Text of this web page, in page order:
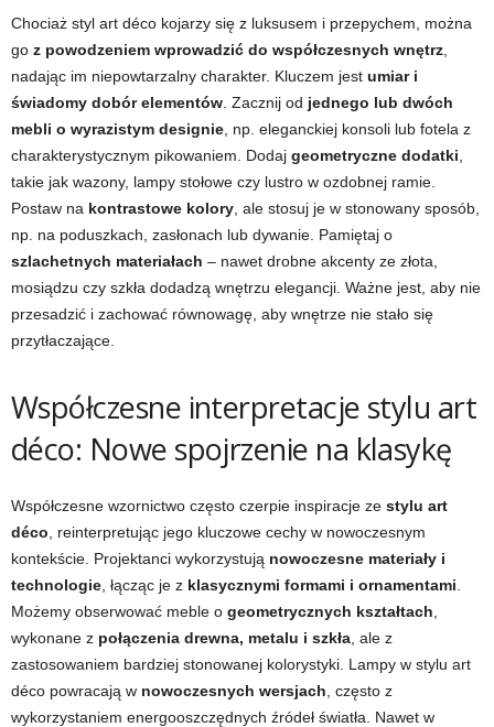
Chociaż styl art déco kojarzy się z luksusem i przepychem, można
go z powodzeniem wprowadzić do współczesnych wnętrz
nadając im niepowtarzalny charakter. Kluczem jest umiar i
świadomy dobór elementów . Zacznij od jednego lub dwóch
mebli o wyrazistym designie , np. eleganckiej konsoli lub fotela z
charakterystycznym pikowaniem. Dodaj geometryczne dodatki
takie jak wazony, lampy stołowe czy lustro w ozdobnej ramie.
Postaw na kontrastowe kolory , ale stosuj je w stonowany sposób,
np. na poduszkach, zasłonach lub dywanie. Pamiętaj o
szlachetnych materiałach – nawet drobne akcenty ze złota,
mosiądzu czy szkła dodadzą wnętrzu elegancji. Ważne jest, aby nie
przesadzić i zachować równowagę, aby wnętrze nie stało się
przytłaczające.
Współczesne interpretacje stylu art
déco: Nowe spojrzenie na klasykę
Współczesne wzornictwo często czerpie inspiracje ze stylu art
déco , reinterpretując jego kluczowe cechy w nowoczesnym
kontekście. Projektanci wykorzystują nowoczesne materiały i
technologie , łącząc je z klasycznymi formami i ornamentami
Możemy obserwować meble o geometrycznych kształtach
wykonane z połączenia drewna, metalu i szkła , ale z
zastosowaniem bardziej stonowanej kolorystyki. Lampy w stylu art
déco powracają w nowoczesnych wersjach , często z
wykorzystaniem energooszczędnych źródeł światła. Nawet w